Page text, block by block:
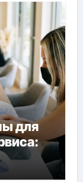
для